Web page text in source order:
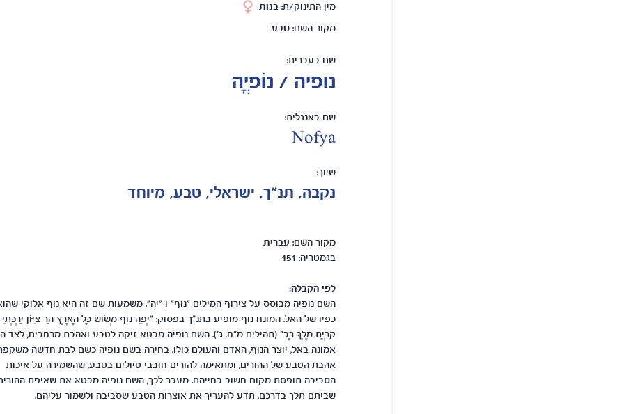
מין התינוק/ת: בנות
מקור השם: טבע
שם בעברית:
נופיה / נוֹפְיָה
שם באנגלית:
Nofya
שיוך:
נקבה, תנ"ך, ישראלי, טבע, מיוחד
מקור השם: עברית
בגמטריה: 151
לפי הקבלה:
השם נופיה מבוסס על צירוף המילים "נוף" ו "יה". משמעות שם זה היא נוף אלוקי
כפיו של האל. המונח נוף מופיע בתנ"ך בפסוק: "יְפֵה נוֹף מְשׂוֹשׂ כָּל הָאָרֶץ הַר צִיּוֹן יַרְכְּתֵי
קִרְיַת מֶלֶךְ רָב" (תהילים מ"ח, ג'). השם נופיה מבטא זיקה לטבע ואהבת מרחבים, לצד
אמונה באל, יוצר הנוף, האדם והעולם כולו. בחירה בשם נופיה כשם לבת חדשה
אהבת הטבע של ההורים, ומתאימה להורים חובבי טיולים בטבע, שהשמירה על איכות
הסביבה תופסת מקום חשוב בחייהם. מעבר לכך, השם נופיה מבטא את שאיפת
שביתם תלך בדרכם, תדע להעריך את אוצרות הטבע שסביבה ולשמור עליהם.